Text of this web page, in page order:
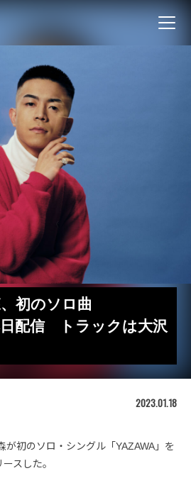
初のソロ曲
日配信 トラックは大沢
2023.01.18
が初のソロ・シングル「YAZAWA」を
スした。